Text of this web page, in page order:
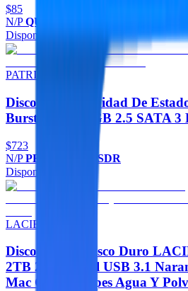
$85
N/PQUM32Z
Disponible
PATRIOT
Discos Duros Unidad De
Burst Elite 240GB 2.5 SATA 3
$723
N/PPBE240GS25SSDR
Disponible
LACIE
Discos Duros Disco Duro
2TB 2.5 Portatil USB 3.1
Mac Contragolpes Agua Y